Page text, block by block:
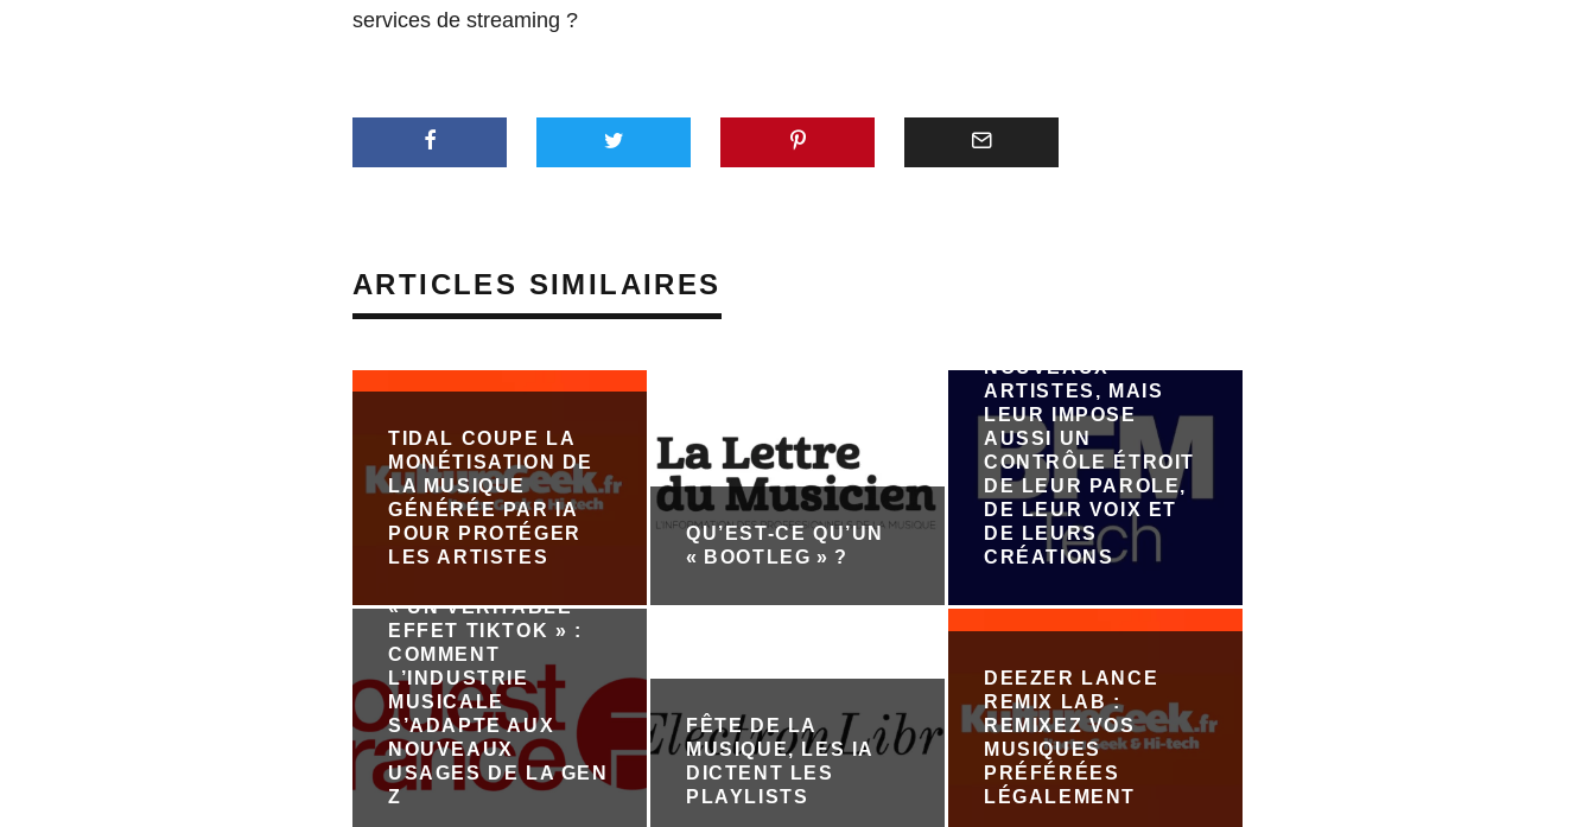
services de streaming ?
ARTICLES SIMILAIRES
TIDAL COUPE LA
MONÉTISATION DE
LA MUSIQUE
GÉNÉRÉE PAR IA
POUR PROTÉGER
LES ARTISTES
QU’EST-CE QU’UN
« BOOTLEG » ?
NOUVEAUX
ARTISTES, MAIS
LEUR IMPOSE
AUSSI UN
CONTRÔLE ÉTROIT
DE LEUR PAROLE,
DE LEUR VOIX ET
DE LEURS
CRÉATIONS
« UN VÉRITABLE
EFFET TIKTOK » :
COMMENT
L’INDUSTRIE
MUSICALE
S’ADAPTE AUX
NOUVEAUX
USAGES DE LA GEN
Z
FÊTE DE LA
MUSIQUE, LES IA
DICTENT LES
PLAYLISTS
DEEZER LANCE
REMIX LAB :
REMIXEZ VOS
MUSIQUES
PRÉFÉRÉES
LÉGALEMENT